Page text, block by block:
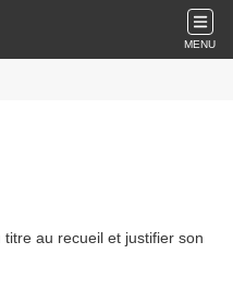
MENU
au recueil et justifier son